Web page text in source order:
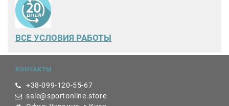
ВСЕ УСЛОВИЯ РАБОТЫ
КОНТАКТЫ
+38-099-120-55-67
sale@sportonline.store